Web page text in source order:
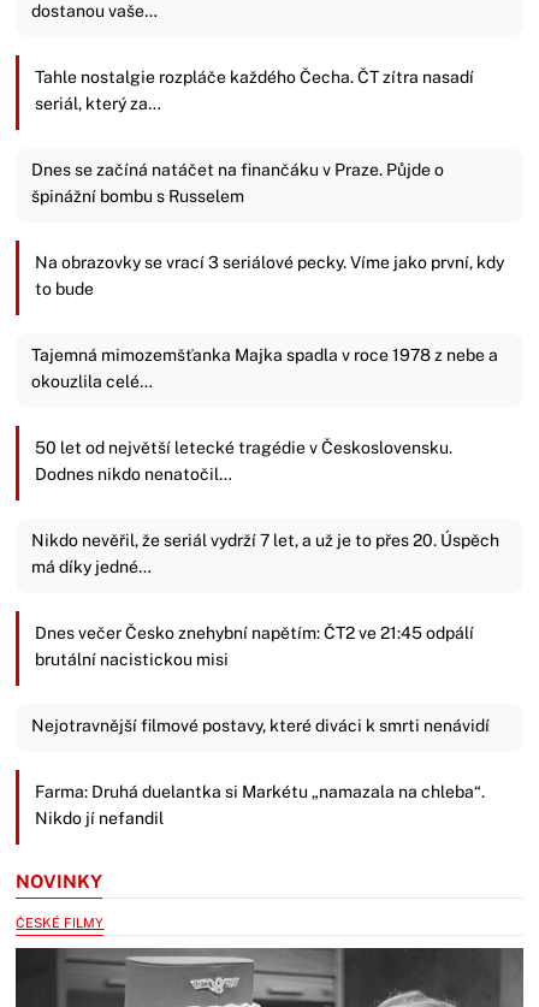
dostanou vaše…
Tahle nostalgie rozpláče každého Čecha. ČT zítra nasadí
seriál, který za…
Dnes se začíná natáčet na finančáku v Praze. Půjde o
špinážní bombu s Russelem
Na obrazovky se vrací 3 seriálové pecky. Víme jako první, kdy
to bude
Tajemná mimozemšťanka Majka spadla v roce 1978 z nebe a
okouzlila celé…
50 let od největší letecké tragédie v Československu.
Dodnes nikdo nenatočil…
Nikdo nevěřil, že seriál vydrží 7 let, a už je to přes 20. Úspěch
má díky jedné…
Dnes večer Česko znehybní napětím: ČT2 ve 21:45 odpálí
brutální nacistickou misi
Nejotravnější filmové postavy, které diváci k smrti nenávidí
Farma: Druhá duelantka si Markétu „namazala na chleba“.
Nikdo jí nefandil
NOVINKY
ČESKÉ FILMY